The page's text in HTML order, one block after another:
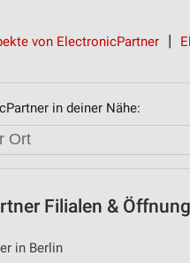
von ElectronicPartner
in deiner Nähe:
Filialen &
in Berlin